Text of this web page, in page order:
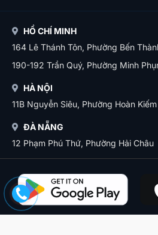
HỒ CHÍ MINH
164 Lê Thánh Tôn, Phường Bến
190-192 Trần Quý, Phường Minh
HÀ NỘI
11B Nguyễn Siêu, Phường Hoàn Kiếm
ĐÀ NẴNG
12 Phạm Phú Thứ, Phường Hải Châu